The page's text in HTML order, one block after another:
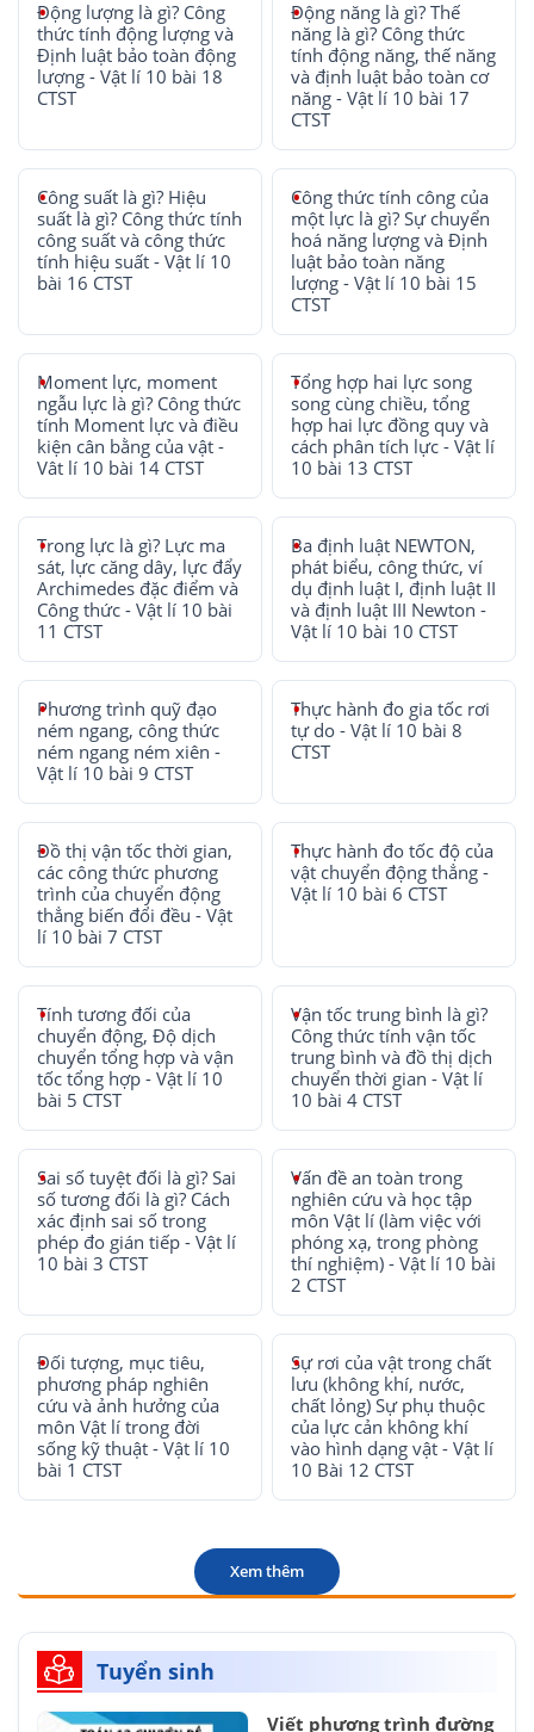
Động lượng là gì? Công
thức tính động lượng và
Định luật bảo toàn động
lượng - Vật lí 10 bài 18
CTST
Động năng là gì? Thế
năng là gì? Công thức
tính động năng, thế năng
và định luật bảo toàn cơ
năng - Vật lí 10 bài 17
CTST
Công suất là gì? Hiệu
suất là gì? Công thức tính
công suất và công thức
tính hiệu suất - Vật lí 10
bài 16 CTST
Công thức tính công của
một lực là gì? Sự chuyển
hoá năng lượng và Định
luật bảo toàn năng
lượng - Vật lí 10 bài 15
CTST
Moment lực, moment
ngẫu lực là gì? Công thức
tính Moment lực và điều
kiện cân bằng của vật -
Vât lí 10 bài 14 CTST
Tổng hợp hai lực song
song cùng chiều, tổng
hợp hai lực đồng quy và
cách phân tích lực - Vật lí
10 bài 13 CTST
Trong lực là gì? Lực ma
sát, lực căng dây, lực đẩy
Archimedes đặc điểm và
Công thức - Vật lí 10 bài
11 CTST
Ba định luật NEWTON,
phát biểu, công thức, ví
dụ định luật I, định luật II
và định luật III Newton -
Vật lí 10 bài 10 CTST
Phương trình quỹ đạo
ném ngang, công thức
ném ngang ném xiên -
Vật lí 10 bài 9 CTST
Thực hành đo gia tốc rơi
tự do - Vật lí 10 bài 8
CTST
Đồ thị vận tốc thời gian,
các công thức phương
trình của chuyển động
thẳng biến đổi đều - Vật
lí 10 bài 7 CTST
Thực hành đo tốc độ của
vật chuyển động thẳng -
Vật lí 10 bài 6 CTST
Tính tương đối của
chuyển động, Độ dịch
chuyển tổng hợp và vận
tốc tổng hợp - Vật lí 10
bài 5 CTST
Vận tốc trung bình là gì?
Công thức tính vận tốc
trung bình và đồ thị dịch
chuyển thời gian - Vật lí
10 bài 4 CTST
Sai số tuyệt đối là gì? Sai
số tương đối là gì? Cách
xác định sai số trong
phép đo gián tiếp - Vật lí
10 bài 3 CTST
Vấn đề an toàn trong
nghiên cứu và học tập
môn Vật lí (làm việc với
phóng xạ, trong phòng
thí nghiệm) - Vật lí 10 bài
2 CTST
Đối tượng, mục tiêu,
phương pháp nghiên
cứu và ảnh hưởng của
môn Vật lí trong đời
sống kỹ thuật - Vật lí 10
bài 1 CTST
Sự rơi của vật trong chất
lưu (không khí, nước,
chất lỏng) Sự phụ thuộc
của lực cản không khí
vào hình dạng vật - Vật lí
10 Bài 12 CTST
Xem thêm
Tuyển sinh
Viết phương trình đường